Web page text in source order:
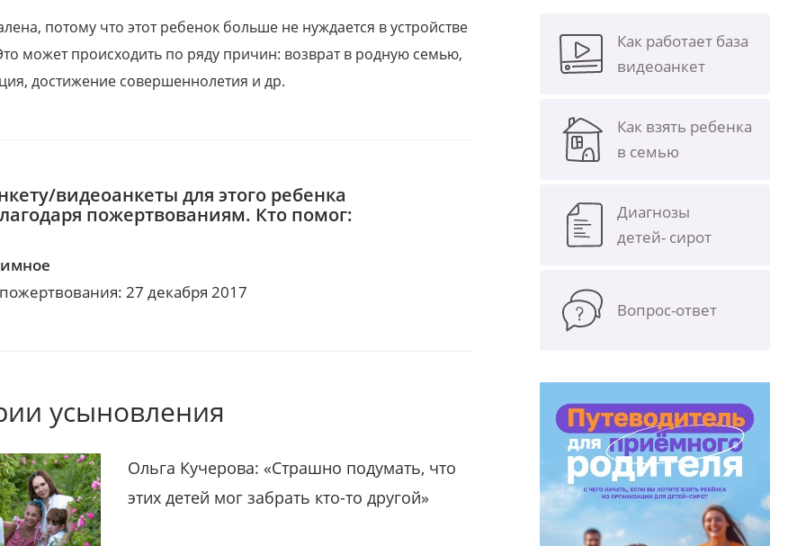
потому что этот ребенок больше не нуждается в устройстве
может происходить по ряду причин: возврат в родную семью,
достижение совершеннолетия и др.
видеоанкеты для этого ребенка
пожертвованиям. Кто помог:
27 декабря 2017
усыновления
Ольга Кучерова: «Страшно подумать, что
этих детей мог забрать кто-то другой»
Как работает база
видеоанкет
Как взять ребенка
в семью
Диагнозы
детей- сирот
Вопрос-ответ